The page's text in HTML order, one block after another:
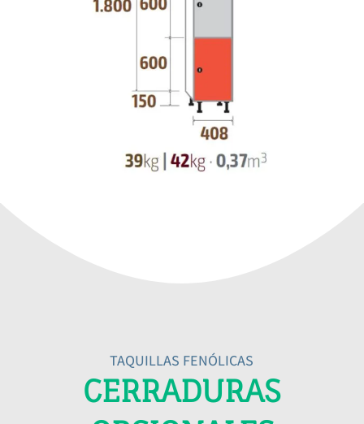
TAQUILLAS FENÓLICAS
CERRADURAS